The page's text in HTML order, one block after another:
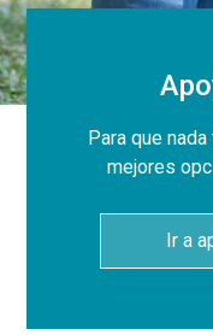
Para que
mejores
Ir a